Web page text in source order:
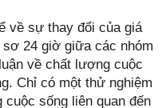
về sự thay đổi của giá
24 giờ giữa các nhóm
về chất lượng cuộc
Chỉ có một thử nghiệm
sống liên quan đến